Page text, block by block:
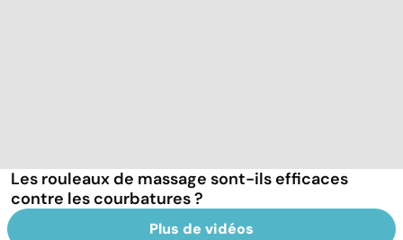
Les rouleaux de massage sont-ils efficaces
contre les courbatures ?
Plus de vidéos